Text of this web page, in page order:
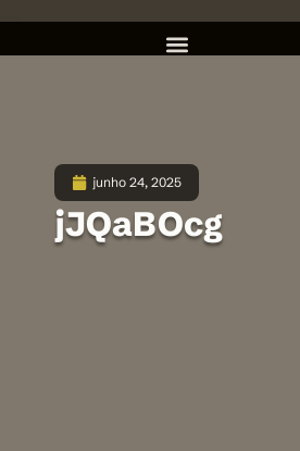
junho 24, 2025
jJQaBOcg